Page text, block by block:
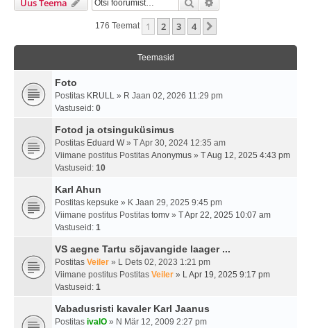
Uus Teema
176 Teemat 1 2 3 4
Teemasid
Foto
Postitas KRULL » R Jaan 02, 2026 11:29 pm
Vastuseid: 0
Fotod ja otsinguküsimus
Postitas Eduard W» T Apr 30, 2024 12:35 am
Viimane postitus Postitas Anonymus » T Aug 12, 2025 4:43 pm
Vastuseid: 10
Karl Ahun
Postitas kepsuke » K Jaan 29, 2025 9:45 pm
Viimane postitus Postitas tomv » T Apr 22, 2025 10:07 am
Vastuseid: 1
VS aegne Tartu sõjavangide laager ...
Postitas Veiler » L Dets 02, 2023 1:21 pm
Viimane postitus Postitas Veiler » L Apr 19, 2025 9:17 pm
Vastuseid: 1
Vabadusristi kavaler Karl Jaanus
Postitas ivalO » N Mär 12, 2009 2:27 pm